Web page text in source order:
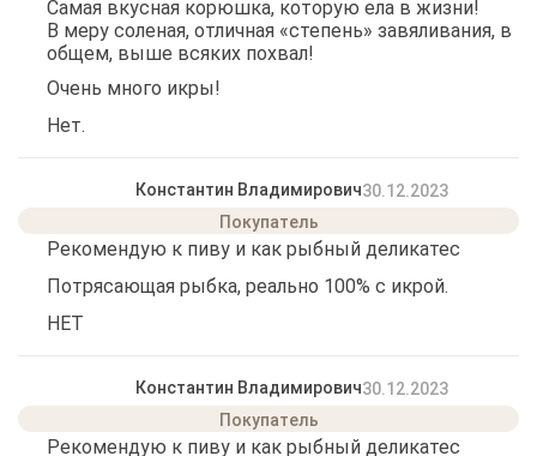
Самая вкусная корюшка, которую ела в жизни!
В меру соленая, отличная «степень» завяливания, в
общем, выше всяких похвал!
Очень много икры!
Нет.
Константин Владимирович30.12.2023
Рекомендую к пиву и как рыбный деликатес
Потрясающая рыбка, реально 100% с икрой.
НЕТ
Константин Владимирович30.12.2023
Рекомендую к пиву и как рыбный деликатес